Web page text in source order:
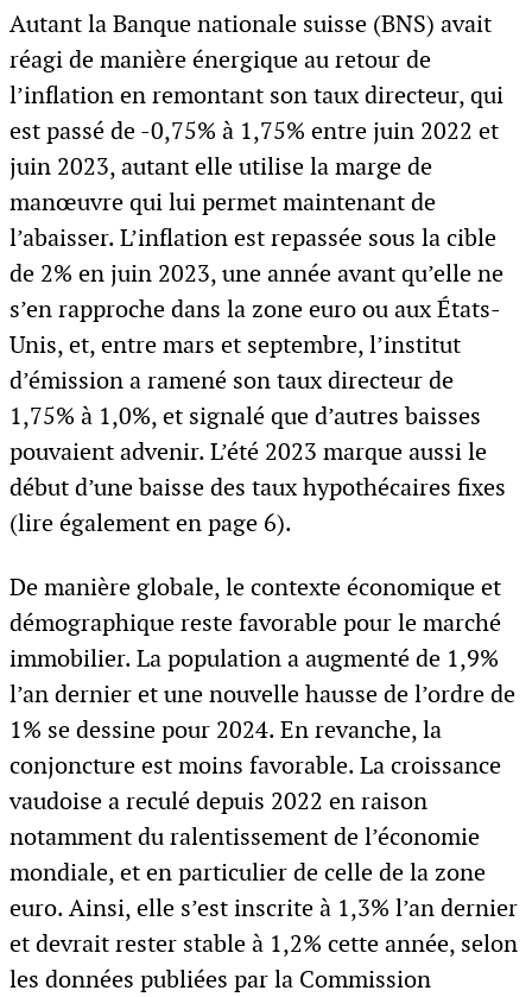
Autant la Banque nationale suisse (BNS) avait
réagi de manière énergique au retour de
l’inflation en remontant son taux directeur, qui
est passé de -0,75% à 1,75% entre juin 2022 et
juin 2023, autant elle utilise la marge de
manœuvre qui lui permet maintenant de
l’abaisser. L’inflation est repassée sous la cible
de 2% en juin 2023, une année avant qu’elle ne
s’en rapproche dans la zone euro ou aux États-
Unis, et, entre mars et septembre, l’institut
d’émission a ramené son taux directeur de
1,75% à 1,0%, et signalé que d’autres baisses
pouvaient advenir. L’été 2023 marque aussi le
début d’une baisse des taux hypothécaires fixes
(lire également en page 6).
De manière globale, le contexte économique et
démographique reste favorable pour le marché
immobilier. La population a augmenté de 1,9%
l’an dernier et une nouvelle hausse de l’ordre de
1% se dessine pour 2024. En revanche, la
conjoncture est moins favorable. La croissance
vaudoise a reculé depuis 2022 en raison
notamment du ralentissement de l’économie
mondiale, et en particulier de celle de la zone
euro. Ainsi, elle s’est inscrite à 1,3% l’an dernier
et devrait rester stable à 1,2% cette année, selon
les données publiées par la Commission